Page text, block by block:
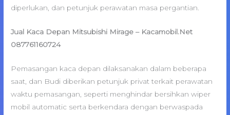
diperlukan, dan petunjuk perawatan masa pergantian.
Jual Kaca Depan Mitsubishi Mirage – Kacamobil.Net
087761160724
Pemasangan kaca depan dilaksanakan dalam beberapa
saat, dan Budi diberikan petunjuk privat terkait perawatan
waktu pemasangan, seperti menghindar bersihkan wiper
mobil automatic serta berkendara dengan berwaspada